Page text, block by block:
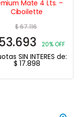
Mate 4 Lts. –
Ciboilette
$67.116
20% OFF
SIN INTERES de:
$ 17.898